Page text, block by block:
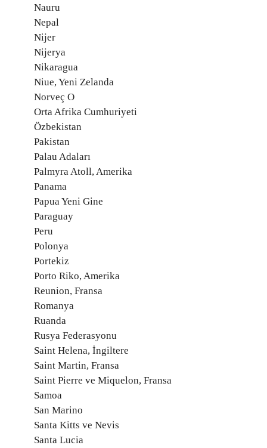
Nauru
Nepal
Nijer
Nijerya
Nikaragua
Niue, Yeni Zelanda
Norveç O
Orta Afrika Cumhuriyeti
Özbekistan
Pakistan
Palau Adaları
Palmyra Atoll, Amerika
Panama
Papua Yeni Gine
Paraguay
Peru
Polonya
Portekiz
Porto Riko, Amerika
Reunion, Fransa
Romanya
Ruanda
Rusya Federasyonu
Saint Helena, İngiltere
Saint Martin, Fransa
Saint Pierre ve Miquelon, Fransa
Samoa
San Marino
Santa Kitts ve Nevis
Santa Lucia